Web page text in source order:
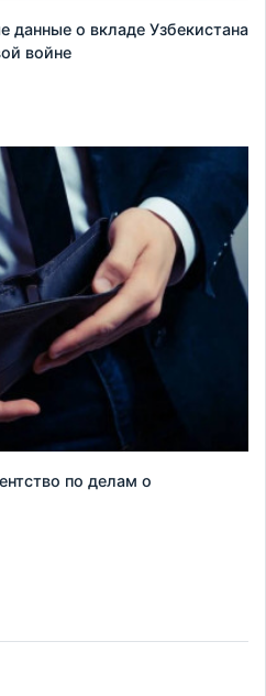
данные о вкладе Узбекистана
войне
по делам о